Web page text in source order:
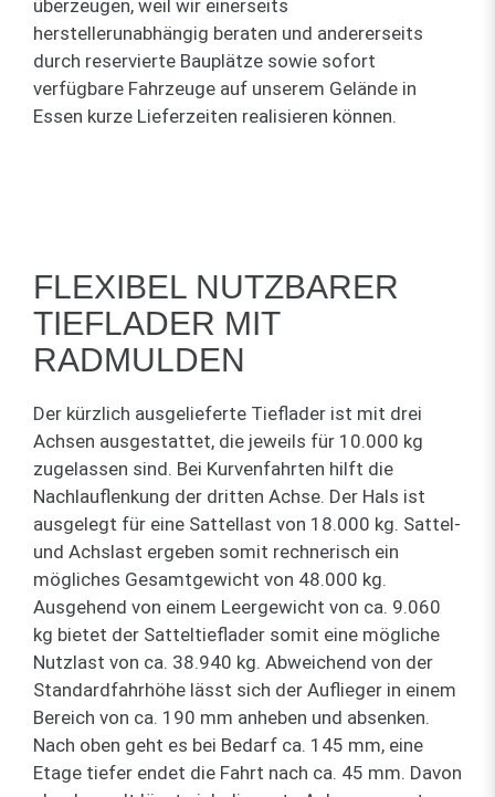
überzeugen, weil wir einerseits
herstellerunabhängig beraten und andererseits
durch reservierte Bauplätze sowie sofort
verfügbare Fahrzeuge auf unserem Gelände in
Essen kurze Lieferzeiten realisieren können.
FLEXIBEL NUTZBARER
TIEFLADER MIT
RADMULDEN
Der kürzlich ausgelieferte Tieflader ist mit drei
Achsen ausgestattet, die jeweils für 10.000 kg
zugelassen sind. Bei Kurvenfahrten hilft die
Nachlauflenkung der dritten Achse. Der Hals ist
ausgelegt für eine Sattellast von 18.000 kg. Sattel-
und Achslast ergeben somit rechnerisch ein
mögliches Gesamtgewicht von 48.000 kg.
Ausgehend von einem Leergewicht von ca. 9.060
kg bietet der Satteltieflader somit eine mögliche
Nutzlast von ca. 38.940 kg. Abweichend von der
Standardfahrhöhe lässt sich der Auflieger in einem
Bereich von ca. 190 mm anheben und absenken.
Nach oben geht es bei Bedarf ca. 145 mm, eine
Etage tiefer endet die Fahrt nach ca. 45 mm. Davon